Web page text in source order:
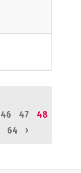
46 47
48
64 ›